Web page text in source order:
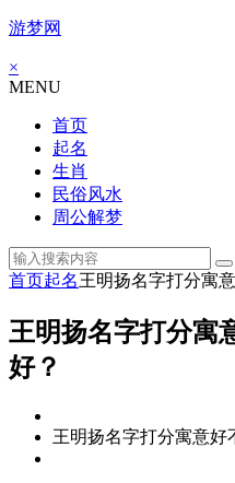
游梦网
×
MENU
首页
起名
生肖
民俗风水
周公解梦
首页起名王明扬名字打分寓
王明扬名字打分寓
好？
王明扬名字打分寓意好